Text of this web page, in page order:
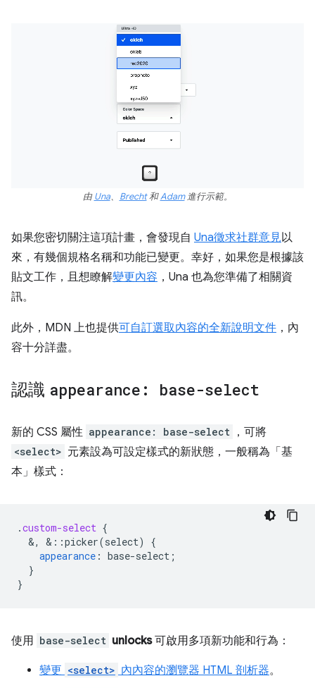
由Una、 Brecht和Adam進行示範。
如果您密切關注這項計畫，會發現自 Una徵求社群意見以
來，有幾個規格名稱和功能已變更。幸好，如果您是根據該
貼文工作，且想瞭解變更內容 ，Una 也為您準備了相關資
訊。
此外，MDN 上也提供可自訂選取內容的全新說明文件 ，內
容十分詳盡。
認識 appearance: base-select
新的 CSS 屬性 appearance: base-select ，可將
<select> 元素設為可設定樣式的新狀態，一般稱為「基
本」樣式：
.custom-select {
&, & ::picker(select)
{
appearance : base-select ;
}
}
使用 base-select unlocks可啟用多項新功能和行為：
變更 <select> 內內容的瀏覽器 HTML 剖析器。